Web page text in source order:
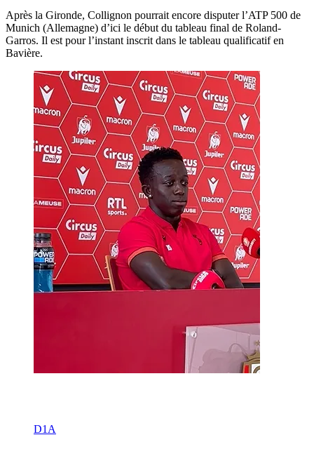
Après la Gironde, Collignon pourrait encore disputer l’ATP 500 de
Munich (Allemagne) d’ici le début du tableau final de Roland-
Garros. Il est pour l’instant inscrit dans le tableau qualificatif en
Bavière.
D1A